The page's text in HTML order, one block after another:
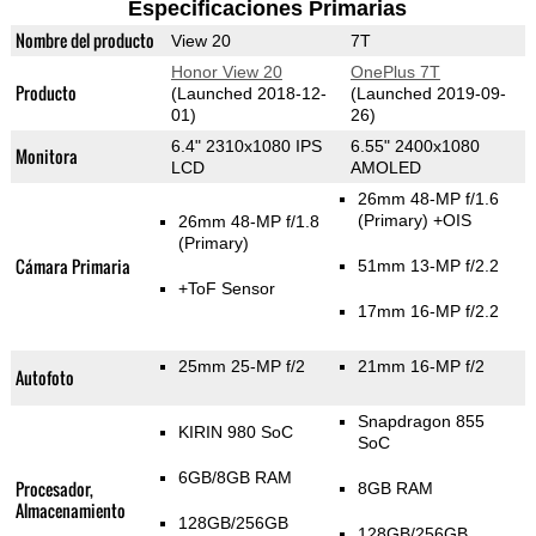
Especificaciones Primarias
Nombre del producto View 20 7T
Producto
Honor View 20
(Launched 2018-12-
01)
OnePlus 7T
(Launched 2019-09-
26)
Monitora
6.4" 2310x1080 IPS
LCD
6.55" 2400x1080
AMOLED
Cámara Primaria
26mm 48-MP f/1.8
(Primary)
+ToF Sensor
26mm 48-MP f/1.6
(Primary) +OIS
51mm 13-MP f/2.2
17mm 16-MP f/2.2
Autofoto 25mm 25-MP f/2 21mm 16-MP f/2
Procesador,
Almacenamiento
KIRIN 980 SoC
6GB/8GB RAM
128GB/256GB
Snapdragon 855
SoC
8GB RAM